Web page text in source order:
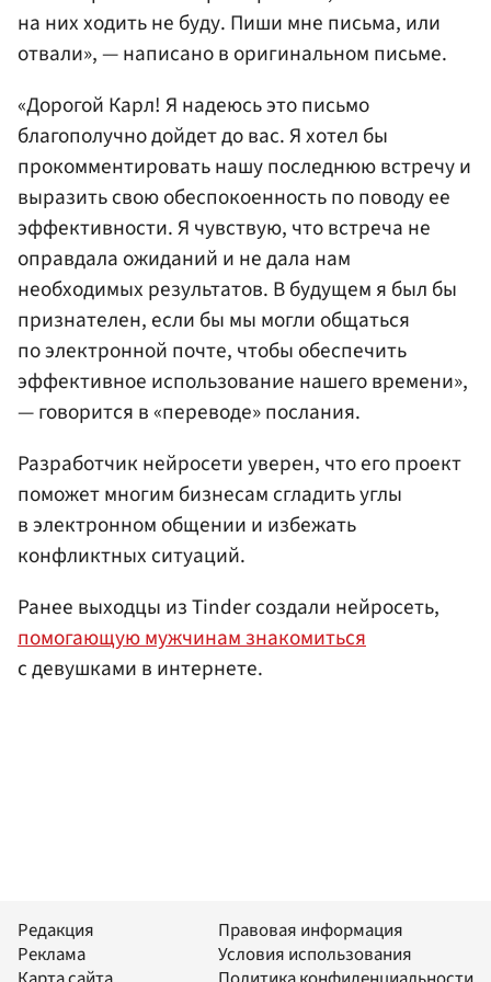
на них ходить не буду. Пиши мне письма, или
отвали», — написано в оригинальном письме.
«Дорогой Карл! Я надеюсь это письмо
благополучно дойдет до вас. Я хотел бы
прокомментировать нашу последнюю встречу и
выразить свою обеспокоенность по поводу ее
эффективности. Я чувствую, что встреча не
оправдала ожиданий и не дала нам
необходимых результатов. В будущем я был бы
признателен, если бы мы могли общаться
по электронной почте, чтобы обеспечить
эффективное использование нашего времени»,
— говорится в «переводе» послания.
Разработчик нейросети уверен, что его проект
поможет многим бизнесам сгладить углы
в электронном общении и избежать
конфликтных ситуаций.
Ранее выходцы из Tinder создали нейросеть,
помогающую мужчинам знакомиться
с девушками в интернете.
Редакция
Реклама
Правовая информация
Условия использования